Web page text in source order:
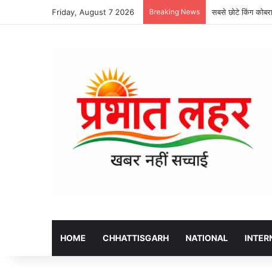
Friday, August 7 2026 Breaking News सबसे छोटे किंग
HOME CHHATTISGARH NATIONAL